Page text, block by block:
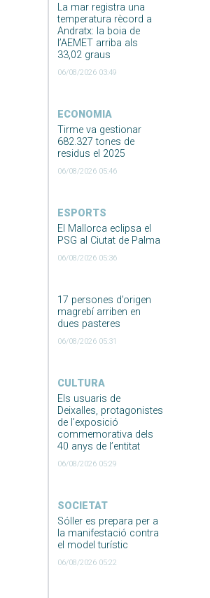
La mar registra una
temperatura rècord a
Andratx: la boia de
l’AEMET arriba als
33,02 graus
06/08/2026 03:49
ECONOMIA
Tirme va gestionar
682.327 tones de
residus el 2025
06/08/2026 05:46
ESPORTS
El Mallorca eclipsa el
PSG al Ciutat de Palma
06/08/2026 05:36
17 persones d’origen
magrebí arriben en
dues pasteres
06/08/2026 05:31
CULTURA
Els usuaris de
Deixalles, protagonistes
de l’exposició
commemorativa dels
40 anys de l’entitat
06/08/2026 05:29
SOCIETAT
Sóller es prepara per a
la manifestació contra
el model turístic
06/08/2026 05:22